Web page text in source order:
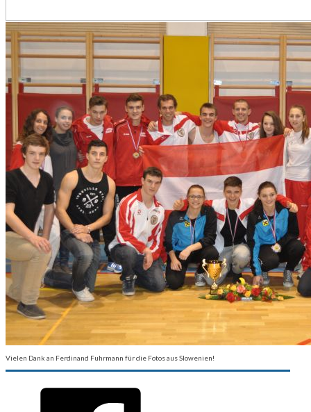
Vielen Dank an Ferdinand Fuhrmann für die Fotos aus Slowenien!